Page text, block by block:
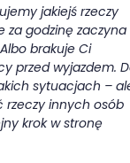
jakiejś rzeczy
za godzinę zaczyna
brakuje Ci
przed wyjazdem.
sytuacjach –
rzeczy innych osób
krok w stronę